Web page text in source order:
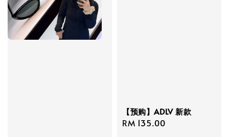
【预购】ADLV 新款
Regular
RM 135.00